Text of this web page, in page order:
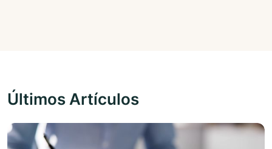
Últimos Artículos